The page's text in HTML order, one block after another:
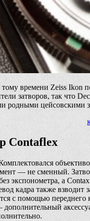
времени Zeiss Ikon
затворов, так что
родными цейсовскими
Contaflex
— не сменный.
экспонометра, а
кадра также взводит
с помощью переднего